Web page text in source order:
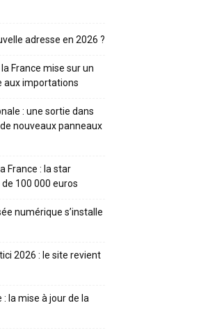
adresse en 2026 ?
France mise sur un
aux importations
: une sortie dans
de nouveaux panneaux
France : la star
100 000 euros
numérique s’installe
2026 : le site revient
la mise à jour de la